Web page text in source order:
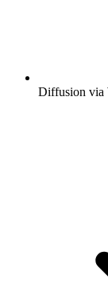
Diffusion via